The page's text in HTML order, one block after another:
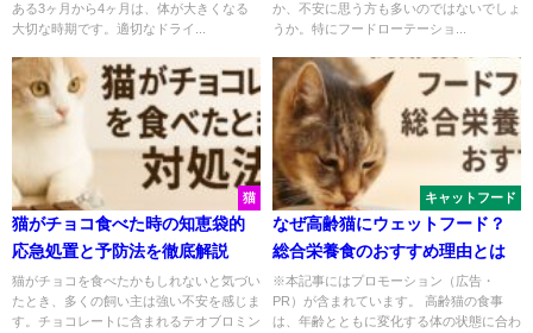
ある3ヶ月から4ヶ月は、体が大きくなる
大切な時期です。適切なドライ...
か、不安に思う方も多いのではないでしょ
うか。特にフードローテーショ...
猫
猫がチョコ食べた時の知恵袋的
応急処置と予防法を徹底解説
猫がチョコを食べたかもしれないと気づい
たとき、多くの飼い主は強い不安を感じま
す。チョコレートに含まれるテオブロミン
キャットフード
なぜ高齢猫にウェットフード？
総合栄養食のおすすめ理由とは
※本記事にはプロモーション（広告・
PR）が含まれています。 高齢猫の食事
は、年齢とともに変化する体の状態に合わ